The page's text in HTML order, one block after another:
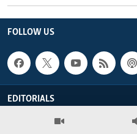
FOLLOW US
EDITORIALS